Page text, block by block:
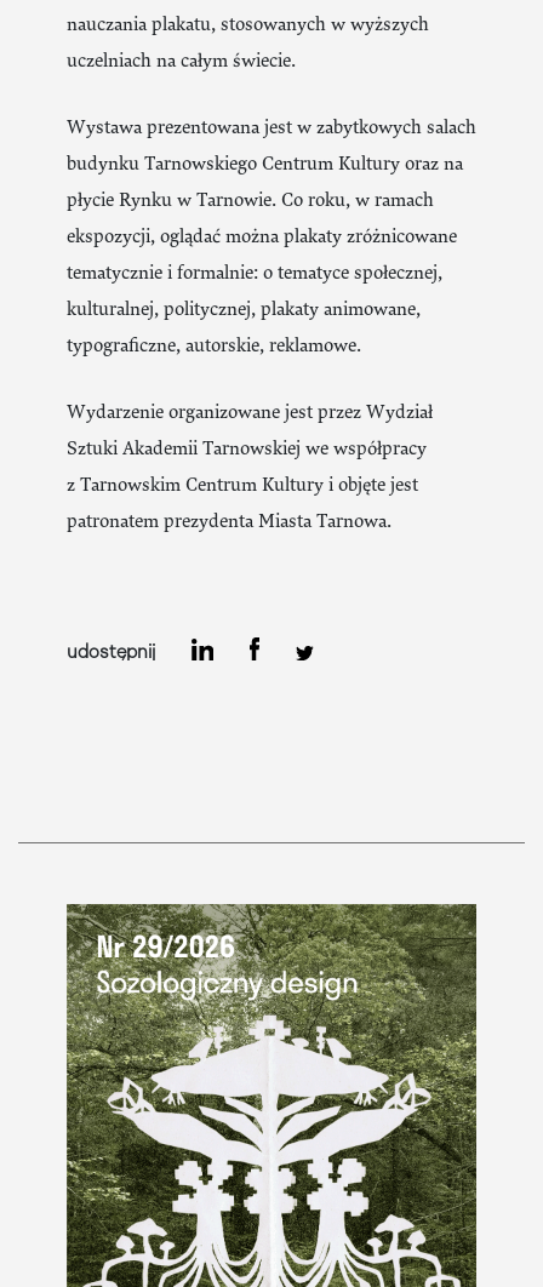
nauczania plakatu, stosowanych w wyższych
uczelniach na całym świecie.
Wystawa prezentowana jest w zabytkowych salach
budynku Tarnowskiego Centrum Kultury oraz na
płycie Rynku w Tarnowie. Co roku, w ramach
ekspozycji, oglądać można plakaty zróżnicowane
tematycznie i formalnie: o tematyce społecznej,
kulturalnej, politycznej, plakaty animowane,
typograficzne, autorskie, reklamowe.
Wydarzenie organizowane jest przez Wydział
Sztuki Akademii Tarnowskiej we współpracy
z Tarnowskim Centrum Kultury i objęte jest
patronatem prezydenta Miasta Tarnowa.
udostępnij